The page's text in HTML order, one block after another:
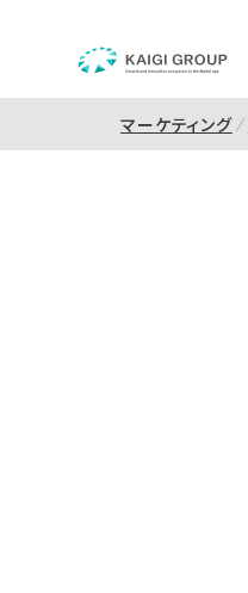
マーケティング